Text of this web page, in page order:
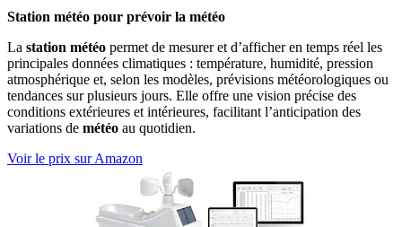
Station météo pour prévoir la météo
La station météo permet de mesurer et d’afficher en temps réel les
principales données climatiques : température, humidité, pression
atmosphérique et, selon les modèles, prévisions météorologiques ou
tendances sur plusieurs jours. Elle offre une vision précise des
conditions extérieures et intérieures, facilitant l’anticipation des
variations de météo au quotidien.
Voir le prix sur Amazon